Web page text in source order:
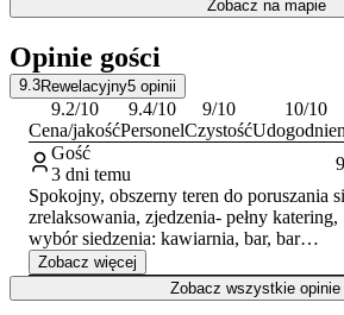
czworonożnym pupilem. Doba hotelowa
14:00 i trwa do 12:00. Płatności można
kredytową lub przelewem.
Zobacz na mapie
Opinie gości
9.3Rewelacyjny5 opinii
9.2/10
Cena/jakość
9.4/10
Personel
9/10
Czystość
10/10
Gość
3 dni temu
Spokojny, obszerny teren do poruszania
zrelaksowania, zjedzenia- pełny katering,
wybór siedzenia: kawiarnia, bar, bar
mleczny, na zewnątrz pod parasolkami,
balkon.
Brak klimatyzacji na poddaszu. W upalne
Zobacz więcej
Zobacz wszystkie opinie